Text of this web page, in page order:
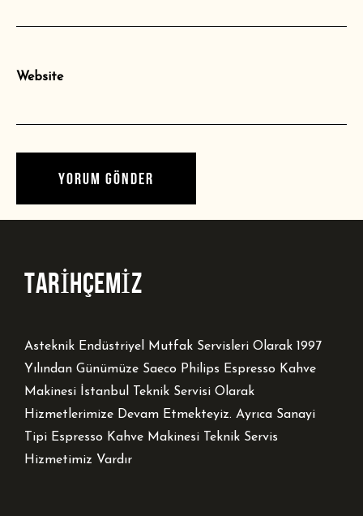
Website
TARİHÇEMİZ
Asteknik Endüstriyel Mutfak Servisleri Olarak 1997
Yılından Günümüze Saeco Philips Espresso Kahve
Makinesi İstanbul Teknik Servisi Olarak
Hizmetlerimize Devam Etmekteyiz. Ayrıca Sanayi
Tipi Espresso Kahve Makinesi Teknik Servis
Hizmetimiz Vardır